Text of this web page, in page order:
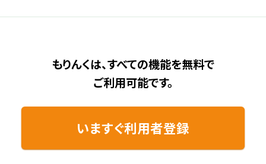
もりんくは、すべての機能を無料で
ご利用可能です。
いますぐ利用者登録